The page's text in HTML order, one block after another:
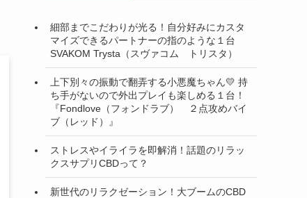
細部までこだわりが光る！自分好みにカスタ
マイズできるパートナーの指のような１台
SVAKOM Trysta（スヴァコム トリスタ）
上下別々の振動で翻弄する小悪魔ちゃん💛 持
ち手がないので外出プレイも楽しめる１台！
『Fondlove（フォンドラブ） ２点攻めバイ
ブ（レッド）』
ストレスやイライラを即解消！話題のリラッ
クスサプリCBDって？
新世代のリラクゼーション！大ブームのCBD